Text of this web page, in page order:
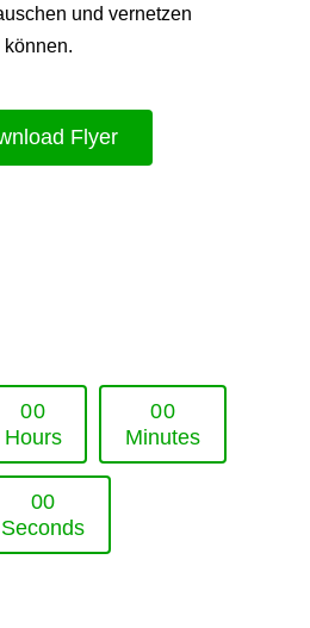
und vernetzen
können.
Flyer
00
Hours
00
Minutes
00
Seconds